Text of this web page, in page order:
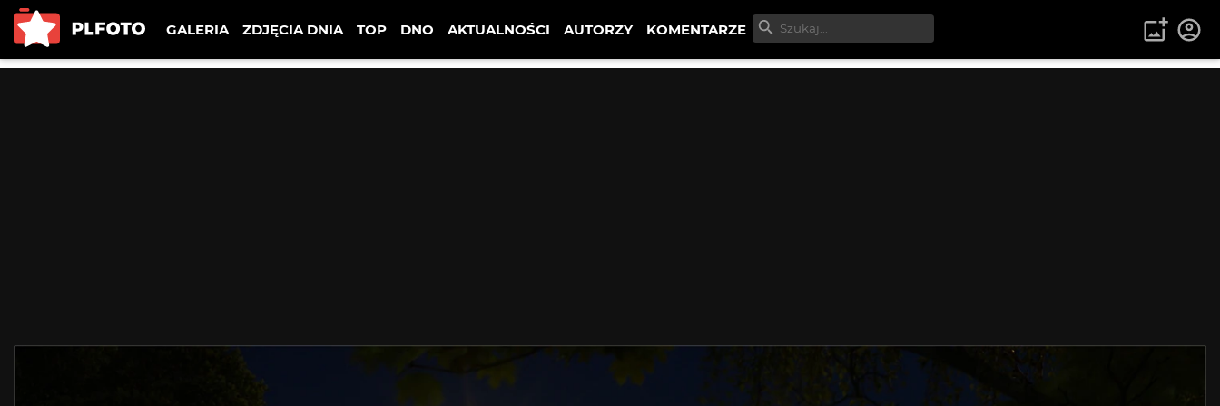
GALERIA ZDJĘCIA DNIA TOP DNO AKTUALNOŚCI AUTORZY KOMENTARZE